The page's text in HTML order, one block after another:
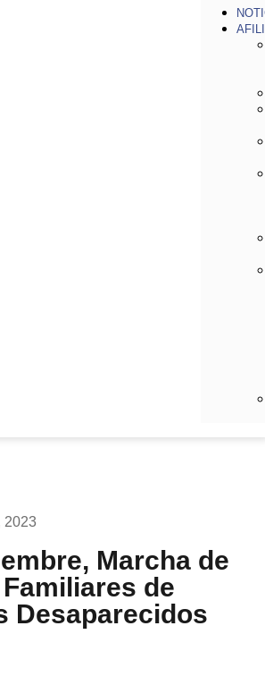
2023
Marcha de
de
Desaparecidos